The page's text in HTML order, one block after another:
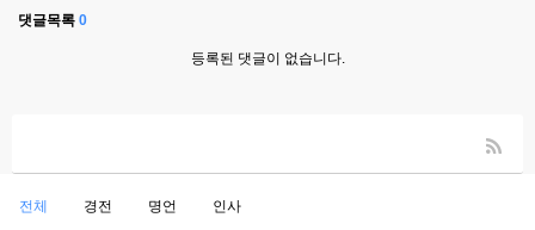
댓글목록 0
등록된 댓글이 없습니다.
전체 경전 명언 인사